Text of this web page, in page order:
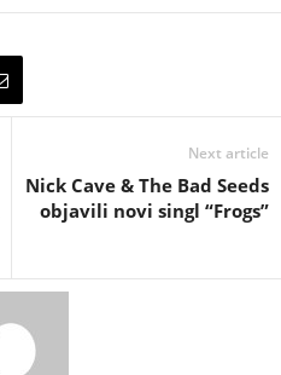
Next article
Nick Cave & The Bad Seeds
objavili novi singl “Frogs”